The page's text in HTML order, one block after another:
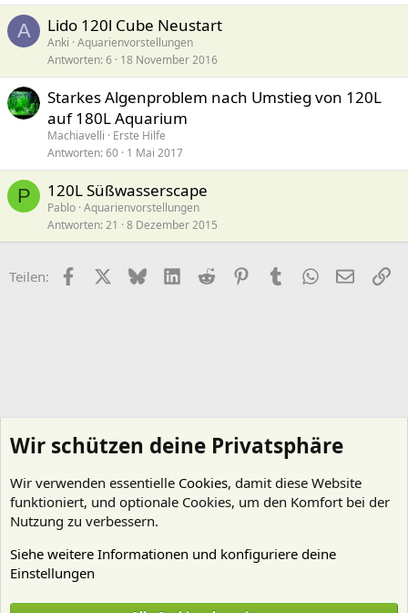
A Lido 120l Cube Neustart
Anki Aquarienvorstellungen
Antworten 6 18 November 2016
Starkes Algenproblem nach Umstieg von 120L
auf 180L Aquarium
Machiavelli
Erste Hilfe
Antworten 60 1 Mai 2017
P 120L Süßwasserscape
Pablo Aquarienvorstellungen
Antworten 21 8 Dezember 2015
Teilen: FacebookX (Twitter)
BlueskyLinkedIn
Reddit PinterestTumblr WhatsApp
E-Mail
Wir schützen deine Privatsphäre
Wir verwenden essentielle Cookies, damit diese Website
funktioniert, und optionale Cookies, um den Komfort bei der
Nutzung zu verbessern.
Siehe weitere Informationen und konfiguriere deine
Einstellungen